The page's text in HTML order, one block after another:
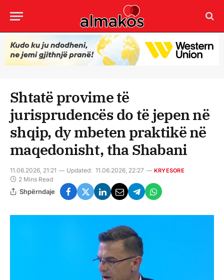
Shtatë provime të
jurisprudencës do të jepen në
shqip, dy mbeten praktikë në
maqedonisht, tha Shabani
11.06.2026, 21:21 Updated: 11.06.2026, 22:27 KRYESORE
2 Mins Read
Shpërndaje